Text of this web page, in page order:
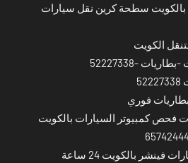
سطحة كرين نقل سيارات
الكويت
-52227338
فوري
فحص كمبيوتر السيارات بالكويت
بالكويت 24 ساعة